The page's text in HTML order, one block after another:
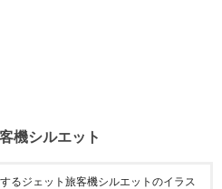
機シルエット
るジェット旅客機シルエットのイラス